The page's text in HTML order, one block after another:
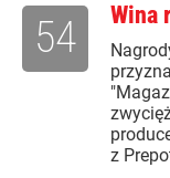
Wina
z
54